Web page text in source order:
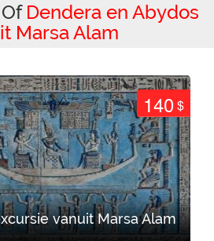
Dendera en Abydos
Marsa Alam
140$
vanuit Marsa Alam